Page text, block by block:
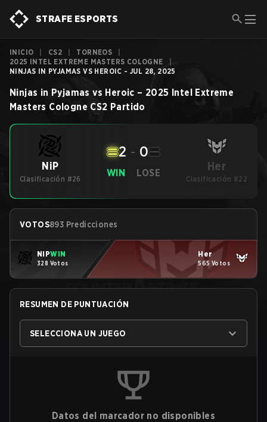
STRAFE ESPORTS
INICIO CS2 TORNEOS
2025 INTEL EXTREME MASTERS COLOGNE
NINJAS IN PYJAMAS VS HEROIC - JUL 28, 2025
Ninjas in Pyjamas vs Heroic – 2025 Intel Extreme
Masters Cologne CS2 Partido
NiP
Clasificación #26
WIN
2 - 0
LOSE Her
Clasificación #22
VOTOS893 Predicciones
NiPWIN
328 Votos
Her
565 Votos
RESUMEN DE PUNTUACIÓN
SELECCIONA UN JUEGO
Datos del marcador no disponibles